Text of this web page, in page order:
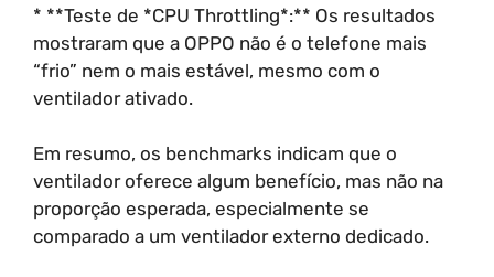
* **Teste de *CPU Throttling*:** Os resultados
mostraram que a OPPO não é o telefone mais
“frio” nem o mais estável, mesmo com o
ventilador ativado.
Em resumo, os benchmarks indicam que o
ventilador oferece algum benefício, mas não na
proporção esperada, especialmente se
comparado a um ventilador externo dedicado.